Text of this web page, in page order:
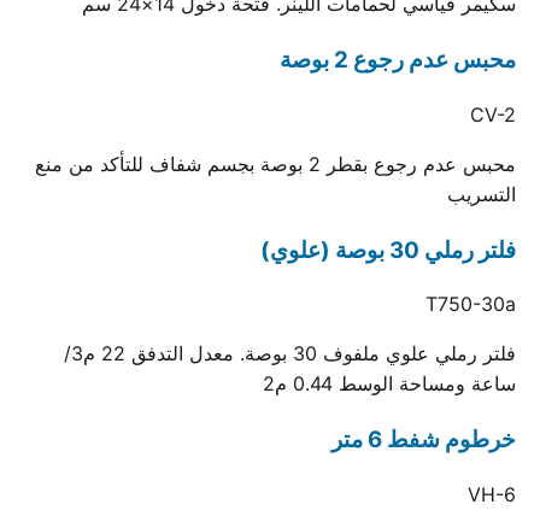
محبس عدم رجوع 2 بوصة
CV-2
محبس عدم رجوع بقطر 2 بوصة بجسم شفاف للتأكد من منع
التسريب
فلتر رملي 30 بوصة (علوي)
T750-30a
فلتر رملي علوي ملفوف 30 بوصة. معدل التدفق 22 م3/
ساعة ومساحة الوسط 0.44 م2
خرطوم شفط 6 متر
VH-6